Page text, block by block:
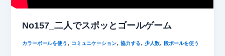
No157_二人でスポッとゴールゲーム
カラーボールを使う , コミュニケーション,協力する,少人数,段ボールを使う